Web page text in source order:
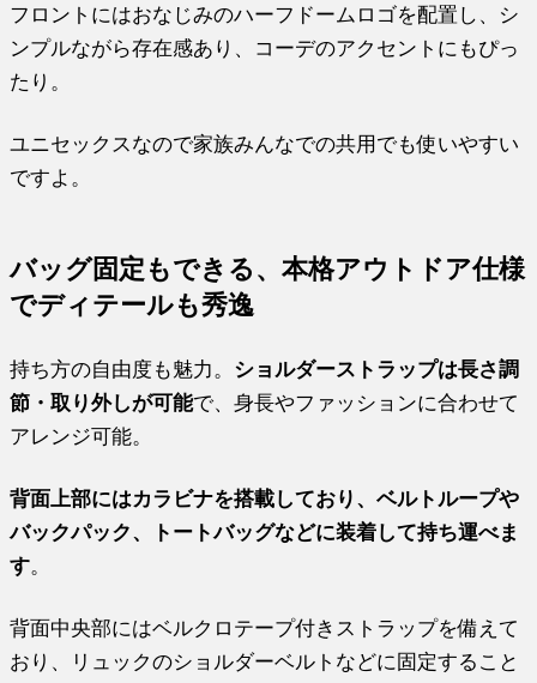
フロントにはおなじみのハーフドームロゴを配置し、シ
ンプルながら存在感あり、コーデのアクセントにもぴっ
たり。
ユニセックスなので家族みんなでの共用でも使いやすい
ですよ。
バッグ固定もできる、本格アウトドア仕様
でディテールも秀逸
持ち方の自由度も魅力。 ショルダーストラップは長さ調
節・取り外しが可能で、身長やファッションに合わせて
アレンジ可能。
背面上部にはカラビナを搭載しており、ベルトループや
バックパック、トートバッグなどに装着して持ち運べま
す。
背面中央部にはベルクロテープ付きストラップを備えて
おり、リュックのショルダーベルトなどに固定すること